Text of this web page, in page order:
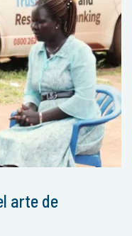
arte de